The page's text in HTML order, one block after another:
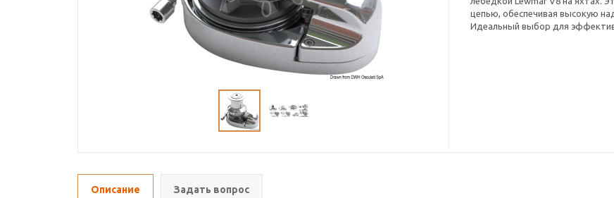
цепью, обеспечивая высокую
Идеальный выбор для
Описание Задать вопрос